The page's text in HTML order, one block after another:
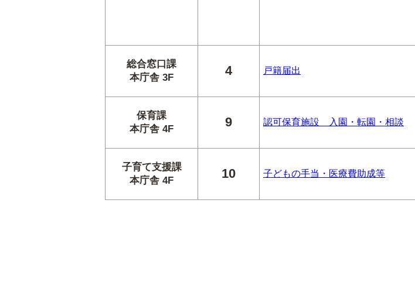
総合窓口課
本庁舎 3F
4 戸籍届出
保育課
本庁舎 4F
9 認可保育施設 入園・転園・相談
子育て支援課
本庁舎 4F
10 子どもの手当・医療費助成等